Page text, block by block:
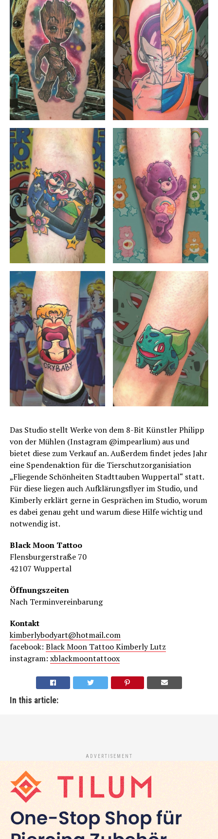
Das Studio stellt Werke von dem 8-Bit Künstler Philipp
von der Mühlen (Instagram @impearlium) aus und
bietet diese zum Verkauf an. Außerdem findet jedes Jahr
eine Spendenaktion für die Tierschutzorganisiation
„Fliegende Schönheiten Stadttauben Wuppertal“ statt.
Für diese liegen auch Aufklärungsflyer im Studio, und
Kimberly erklärt gerne in Gesprächen im Studio, worum
es dabei genau geht und warum diese Hilfe wichtig und
notwendig ist.
Black Moon Tattoo
Flensburgerstraße 70
42107 Wuppertal
Öffnungszeiten
Nach Terminvereinbarung
Kontakt
kimberlybodyart@hotmail.com
facebook: Black Moon Tattoo Kimberly Lutz
instagram: xblackmoontattoox
In this article:
ADVERTISEMENT